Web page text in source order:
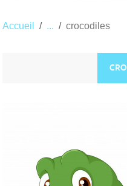
Accueil crocodiles